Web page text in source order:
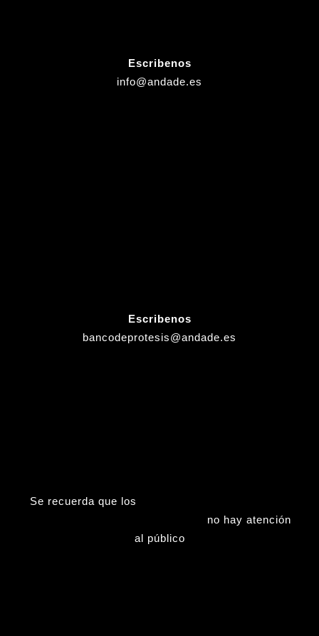
Escribenos
info@andade.es
Escribenos
bancodeprotesis@andade.es
Se recuerda que los
no hay atención
al público